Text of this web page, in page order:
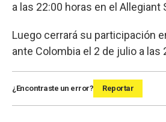
a las 22:00 horas en el Allegiant
Luego cerrará su participación
ante Colombia el 2 de julio a las
¿Encontraste un error? Reportar